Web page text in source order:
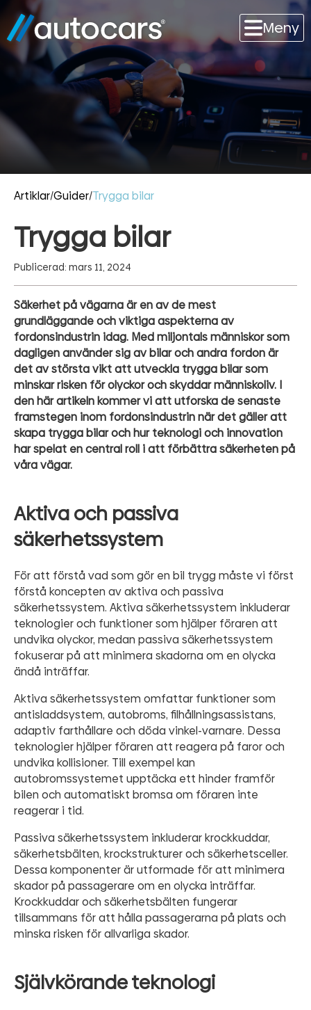
Meny
Artiklar/Guider/Trygga bilar
Trygga bilar
Publicerad: mars 11, 2024
Säkerhet på vägarna är en av de mest
grundläggande och viktiga aspekterna av
fordonsindustrin idag. Med miljontals människor som
dagligen använder sig av bilar och andra fordon är
det av största vikt att utveckla trygga bilar som
minskar risken för olyckor och skyddar människoliv. I
den här artikeln kommer vi att utforska de senaste
framstegen inom fordonsindustrin när det gäller att
skapa trygga bilar och hur teknologi och innovation
har spelat en central roll i att förbättra säkerheten på
våra vägar.
Aktiva och passiva
säkerhetssystem
För att förstå vad som gör en bil trygg måste vi först
förstå koncepten av aktiva och passiva
säkerhetssystem. Aktiva säkerhetssystem inkluderar
teknologier och funktioner som hjälper föraren att
undvika olyckor, medan passiva säkerhetssystem
fokuserar på att minimera skadorna om en olycka
ändå inträffar.
Aktiva säkerhetssystem omfattar funktioner som
antisladdsystem, autobroms, filhållningsassistans,
adaptiv farthållare och döda vinkel-varnare. Dessa
teknologier hjälper föraren att reagera på faror och
undvika kollisioner. Till exempel kan
autobromssystemet upptäcka ett hinder framför
bilen och automatiskt bromsa om föraren inte
reagerar i tid.
Passiva säkerhetssystem inkluderar krockkuddar,
säkerhetsbälten, krockstrukturer och säkerhetsceller.
Dessa komponenter är utformade för att minimera
skador på passagerare om en olycka inträffar.
Krockkuddar och säkerhetsbälten fungerar
tillsammans för att hålla passagerarna på plats och
minska risken för allvarliga skador.
Självkörande teknologi